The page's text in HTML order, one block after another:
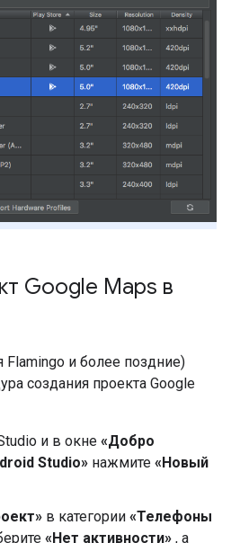
Google Maps в
Flamingo и более поздние)
создания проекта Google
и в окне «Добро
Studio» нажмите «Новый
в категории «Телефоны
«Нет активности» , а